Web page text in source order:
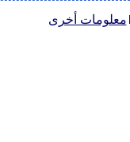
معلومات أخرى